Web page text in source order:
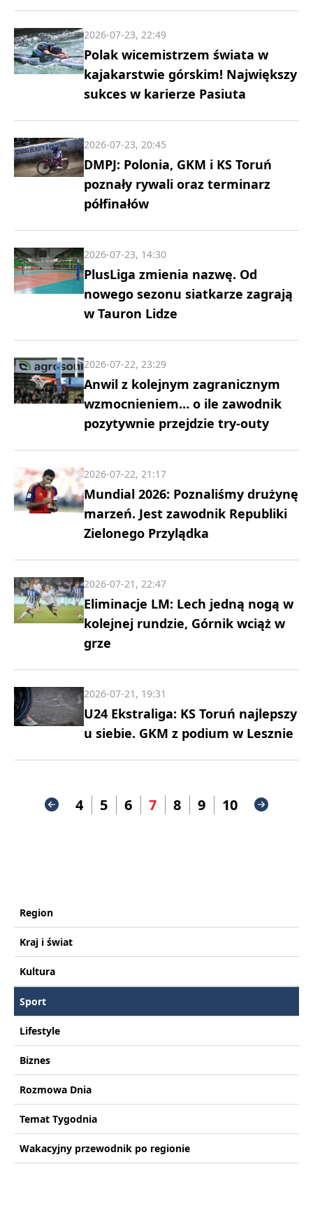
Polak wicemistrzem świata w
kajakarstwie górskim! Największy
sukces w karierze Pasiuta
2026-07-23, 22:49
DMPJ: Polonia, GKM i KS Toruń
poznały rywali oraz terminarz
półfinałów
2026-07-23, 20:45
PlusLiga zmienia nazwę. Od
nowego sezonu siatkarze zagrają
w Tauron Lidze
2026-07-23, 14:30
Anwil z kolejnym zagranicznym
wzmocnieniem… o ile zawodnik
pozytywnie przejdzie try-outy
2026-07-22, 23:29
Mundial 2026: Poznaliśmy drużynę
marzeń. Jest zawodnik Republiki
Zielonego Przylądka
2026-07-22, 21:17
Eliminacje LM: Lech jedną nogą w
kolejnej rundzie, Górnik wciąż w
grze
2026-07-21, 22:47
U24 Ekstraliga: KS Toruń najlepszy
u siebie. GKM z podium w Lesznie
2026-07-21, 19:31
4 5 6 7 8 9 10
Region
Kraj i świat
Kultura
Sport
Lifestyle
Biznes
Rozmowa Dnia
Temat Tygodnia
Wakacyjny przewodnik po regionie